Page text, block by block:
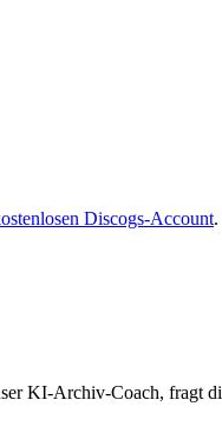
Discogs-Account
KI-Archiv-Coach, fragt